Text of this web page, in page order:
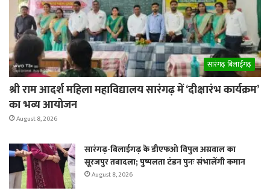
सारंगढ़ बिलाईगढ़
श्री राम आदर्श महिला महाविद्यालय सारंगढ़ में ‘दीक्षारंभ कार्यक्रम’
का भव्य आयोजन
August 8, 2026
सारंगढ़-बिलाईगढ़ के डीएफओ विपुल अग्रवाल का
सूरजपुर तबादला; पुष्पलता टंडन पुनः संभालेंगी कमान
August 8, 2026